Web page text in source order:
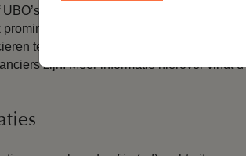
(‘ultimate beneficial owner’ oftewel
persoon’) van een bedrijf. Op
terrorisme moeten wij vaststellen wie
zijn. Meer informatie hierover vindt